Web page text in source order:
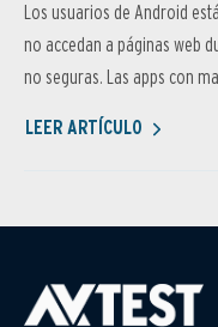
Los usuarios de Android
no accedan a páginas web
no seguras. Las apps con
LEER ARTÍCULO